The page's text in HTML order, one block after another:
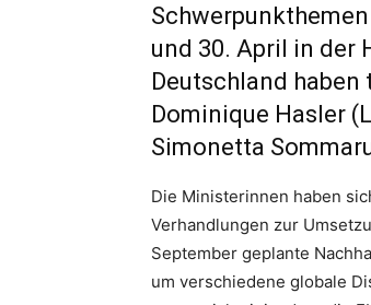
und 30. April in der
Deutschland
Dominique Hasler
Simonetta
Die Ministerinnen haben
Verhandlungen zur
September geplante
um verschiedene globale